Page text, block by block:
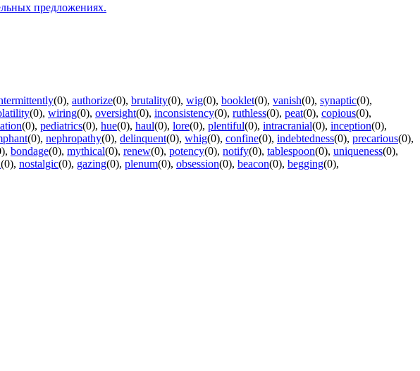
предложениях.
(0), authorize(0), brutality(0), wig(0), booklet(0), vanish(0), synaptic(0),
(0), wiring(0), oversight(0), inconsistency(0), ruthless(0), peat(0), copious(0),
(0), pediatrics(0), hue(0), haul(0), lore(0), plentiful(0), intracranial(0), inception(0),
(0), nephropathy(0), delinquent(0), whig(0), confine(0), indebtedness(0), precarious(0),
, bondage(0), mythical(0), renew(0), potency(0), notify(0), tablespoon(0), uniqueness(0),
(0), nostalgic(0), gazing(0), plenum(0), obsession(0), beacon(0), begging(0),